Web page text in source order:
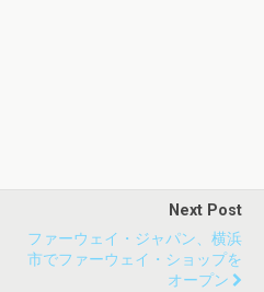
Next Post
ファーウェイ・ジャパン、横浜
市でファーウェイ・ショップを
オープン